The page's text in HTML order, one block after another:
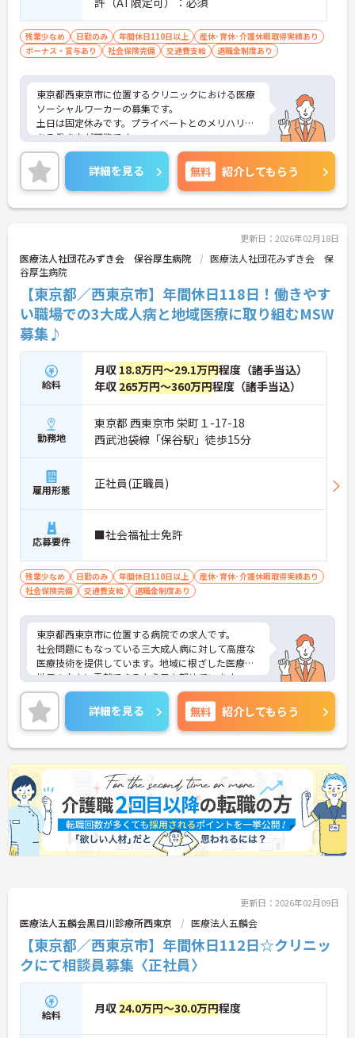
残業少なめ 日勤のみ 年間休日110日以上
産休･育休･介護休暇取得実績あり
ボーナス・賞与あり
社会保険完備 交通費支給 退職金制度あり
東京都西東京市に位置するクリニックにおける医療
ソーシャルワーカーの募集です。
土日は固定休みです。プライベートとのメリハリの
ある働き方が可能です。
ご興味のある方には、面接対策ポイントなど、さら
に詳細をご案内しますのでお気軽にご相談くださ
い！
詳細を見る 無料 紹介してもらう
更新日：2026年02月18日
医療法人社団花みずき会 保谷厚生病院
医療法人社団花みずき会 保
谷厚生病院
【東京都／西東京市】年間休日118日！働きやす
い職場での3大成人病と地域医療に取り組むMSW
募集♪
給料
月収 18.8万円～29.1万円程度（諸手当込）
年収 265万円～360万円程度（諸手当込）
勤務地
東京都 西東京市 栄町１-17-18
西武池袋線「保谷駅」徒歩15分
雇用形態 正社員(正職員)
応募要件 ■社会福祉士免許
残業少なめ 日勤のみ 年間休日110日以上
産休･育休･介護休暇取得実績あり
社会保険完備
交通費支給 退職金制度あり
東京都西東京市に位置する病院での求人です。
社会問題にもなっている三大成人病に対して高度な
医療技術を提供しています。地域に根ざした医療で
地元の方々に貢献できるよう日々努めています。
最寄り駅からシャトルバスも運行しており、通勤に
も便利です。残業もほとんどございません。
ご興味ある方には、面接対策ポイントなど、さらに
詳細をお話しいたしますのでお気軽にご相談くださ
い。
詳細を見る 無料 紹介してもらう
更新日：2026年02月09日
医療法人五麟会黒目川診療所西東京 医療法人五麟会
【東京都／西東京市】年間休日112日☆クリニッ
クにて相談員募集〈正社員〉
給料 月収 24.0万円～30.0万円程度